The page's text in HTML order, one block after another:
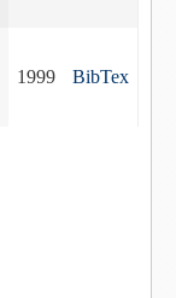
1999 BibTex